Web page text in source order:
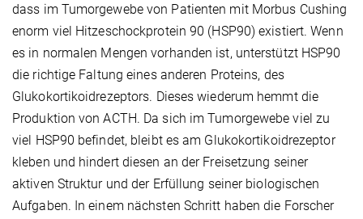
dass im Tumorgewebe von Patienten mit Morbus Cushing
enorm viel Hitzeschockprotein 90 (HSP90) existiert. Wenn
es in normalen Mengen vorhanden ist, unterstützt HSP90
die richtige Faltung eines anderen Proteins, des
Glukokortikoidrezeptors. Dieses wiederum hemmt die
Produktion von ACTH. Da sich im Tumorgewebe viel zu
viel HSP90 befindet, bleibt es am Glukokortikoidrezeptor
kleben und hindert diesen an der Freisetzung seiner
aktiven Struktur und der Erfüllung seiner biologischen
Aufgaben. In einem nächsten Schritt haben die Forscher